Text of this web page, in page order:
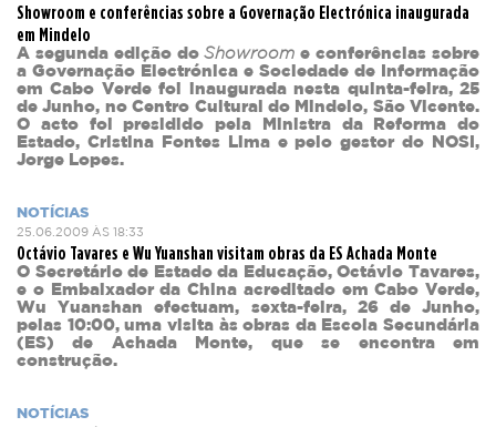
Showroom e conferências sobre a Governação Electrónica inaugurada
em Mindelo
A segunda edição doShowroom e conferências sobre
a Governação Electrónica e Sociedade de Informação
em Cabo Verde foi inaugurada nesta quinta-feira, 25
de Junho, no Centro Cultural do Mindelo, São Vicente.
O acto foi presidido pela Ministra da Reforma do
Estado, Cristina Fontes Lima e pelo gestor do NOSI,
Jorge Lopes.
NOTÍCIAS
25.06.2009 ÀS 18:33
Octávio Tavares e Wu Yuanshan visitam obras da ES Achada Monte
O Secretário de Estado da Educação, Octávio Tavares,
e o Embaixador da China acreditado em Cabo Verde,
Wu Yuanshanefectuam, sexta-feira, 26 de Junho,
pelas 10:00, uma visita às obras da Escola Secundária
(ES) de Achada Monte, que se encontra em
construção.
NOTÍCIAS